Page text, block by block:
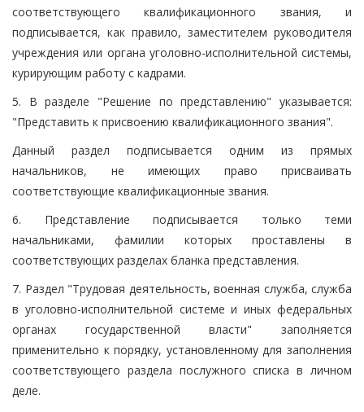
соответствующего квалификационного звания, и
подписывается, как правило, заместителем руководителя
учреждения или органа уголовно-исполнительной системы,
курирующим работу с кадрами.
5. В разделе "Решение по представлению" указывается:
"Представить к присвоению квалификационного звания".
Данный раздел подписывается одним из прямых
начальников, не имеющих право присваивать
соответствующие квалификационные звания.
6. Представление подписывается только теми
начальниками, фамилии которых проставлены в
соответствующих разделах бланка представления.
7. Раздел "Трудовая деятельность, военная служба, служба
в уголовно-исполнительной системе и иных федеральных
органах государственной власти" заполняется
применительно к порядку, установленному для заполнения
соответствующего раздела послужного списка в личном
деле.